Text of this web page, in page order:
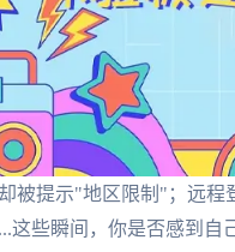
被提示"地区限制"；远程
些瞬间，你是否感到自